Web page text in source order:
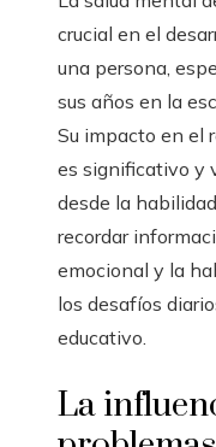
crucial en el
una persona,
sus años en la
Su impacto en el
es significativo y
desde la
recordar
emocional y la
los desafíos
educativo.
La